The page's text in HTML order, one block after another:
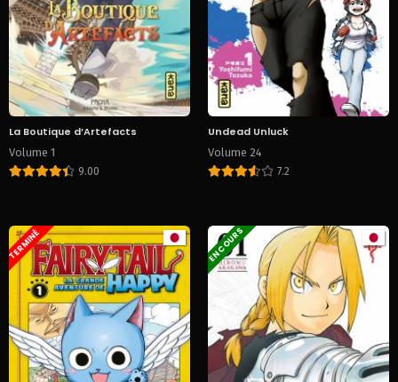
La Boutique d’Artefacts
Volume 1
9.00
Undead Unluck
Volume 24
7.2
TERMINÉ EN COURS